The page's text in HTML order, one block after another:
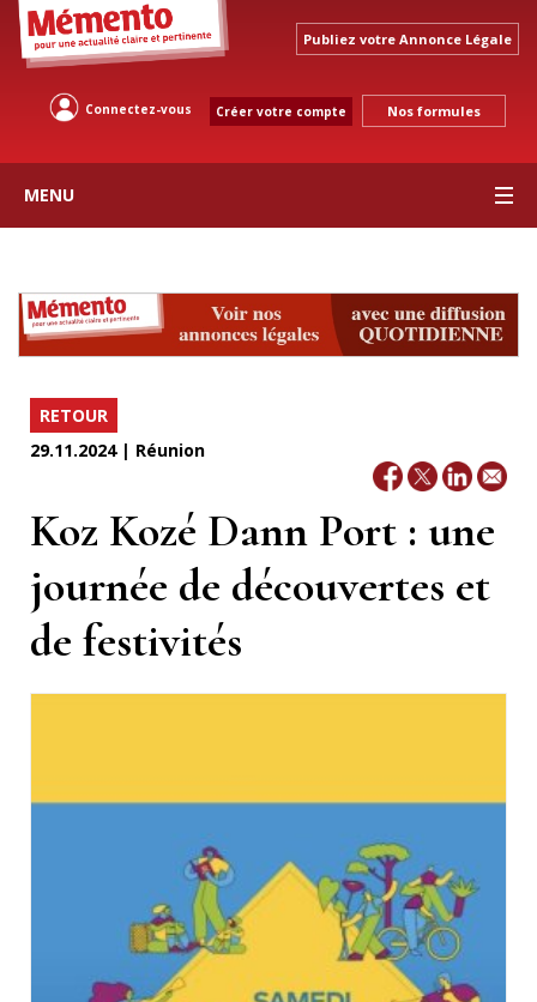
Publiez votre Annonce Légale
Connectez-vous Créer votre compte Nos formules
MENU
RETOUR
29.11.2024 | Réunion
Koz Kozé Dann Port : une
journée de découvertes et
de festivités